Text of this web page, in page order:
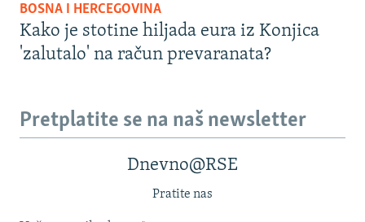
BOSNA I HERCEGOVINA
Kako je stotine hiljada eura iz Konjica
'zalutalo' na račun prevaranata?
Pretplatite se na naš newsletter
Dnevno@RSE
Pratite nas